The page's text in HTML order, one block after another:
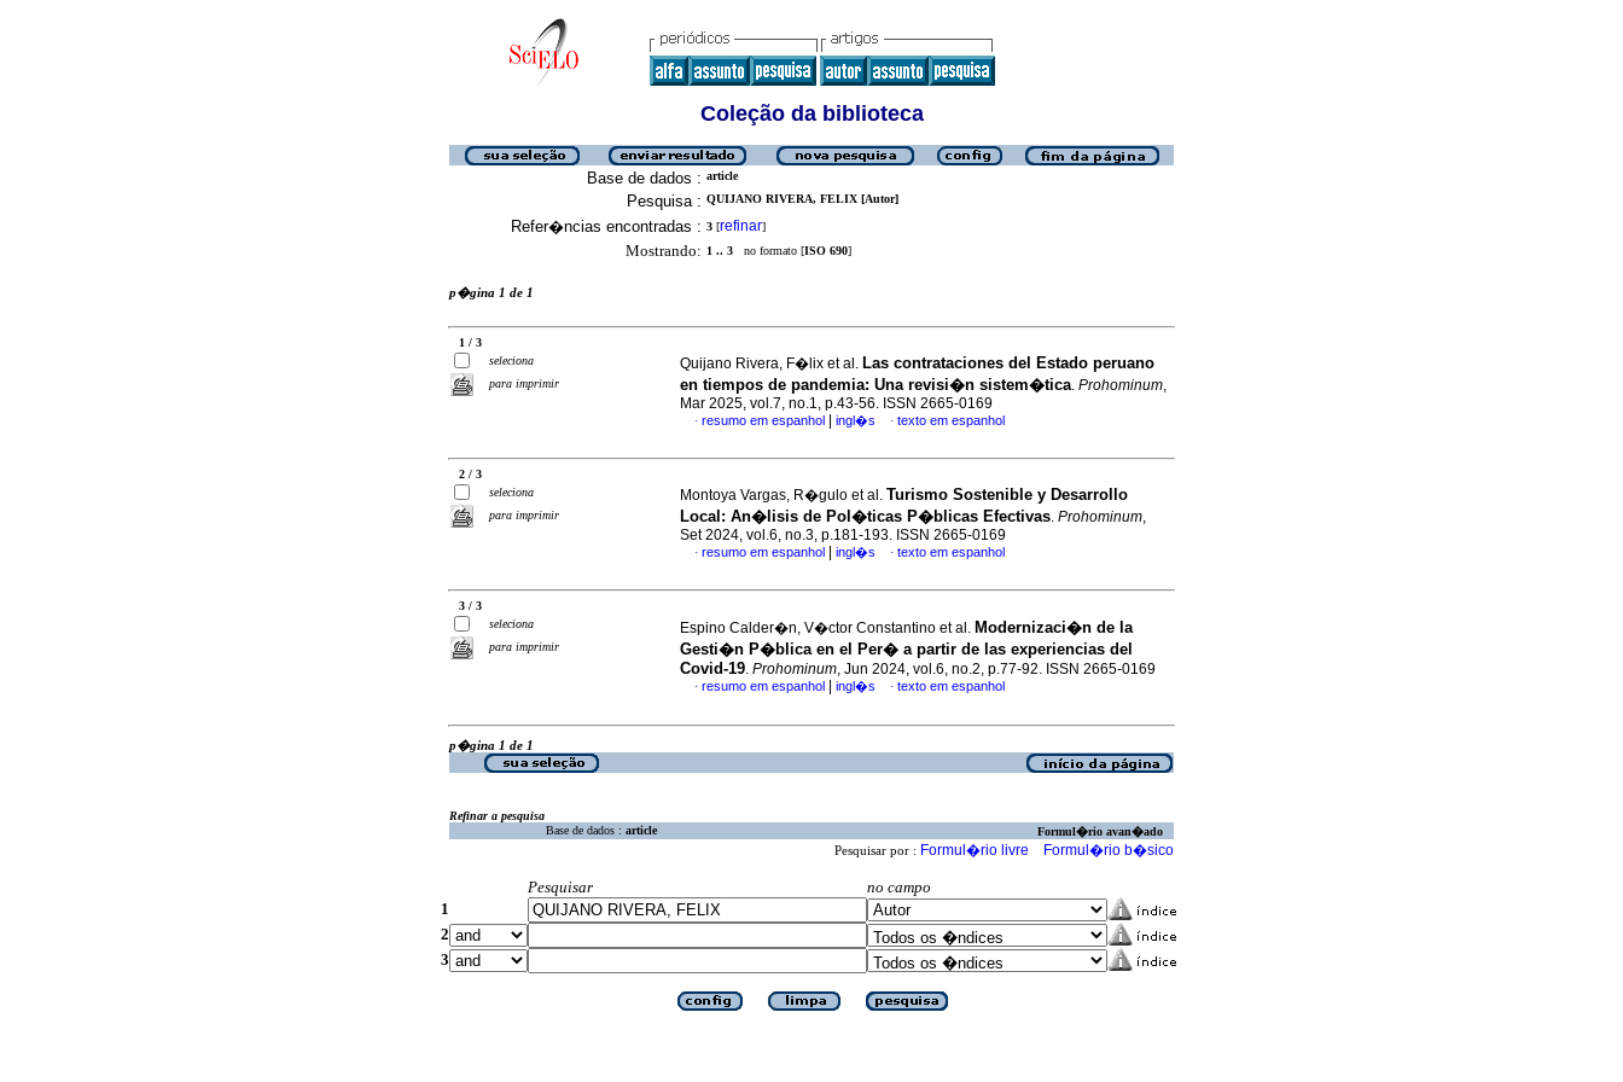
Coleção da biblioteca
Base de dados : article
Pesquisa : QUIJANO RIVERA, FELIX [Autor]
Refer�ncias encontradas : 3 [refinar]
Mostrando: 1 .. 3 no formato [ISO 690]
p�gina 1 de 1
1 / 3
seleciona
para imprimir
Quijano Rivera, F�lix et al. Las contrataciones del Estado peruano
en tiempos de pandemia: Una revisi�n sistem�tica. Prohominum,
Mar 2025, vol.7, no.1, p.43-56. ISSN 2665-0169
· resumo em espanhol ingl�s · texto em espanhol
2 / 3
seleciona
para imprimir
Montoya Vargas, R�gulo et al. Turismo Sostenible y Desarrollo
Local: An�lisis de Pol�ticas P�blicas Efectivas. Prohominum,
Set 2024, vol.6, no.3, p.181-193. ISSN 2665-0169
· resumo em espanhol ingl�s · texto em espanhol
3 / 3
seleciona
para imprimir
Espino Calder�n, V�ctor Constantino et al. Modernizaci�n de la
Gesti�n P�blica en el Per� a partir de las experiencias del
Covid-19. Prohominum, Jun 2024, vol.6, no.2, p.77-92. ISSN 2665-0169
· resumo em espanhol ingl�s · texto em espanhol
p�gina 1 de 1
Refinar a pesquisa
Base de dados : article Formul�rio avan�ado
Pesquisar por : Formul�rio livre Formul�rio b�sico
Pesquisar
no campo
1
2
3